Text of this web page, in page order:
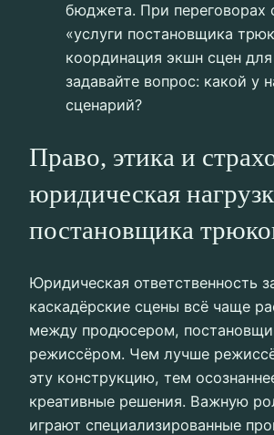
бюджета. При переговорах
«услуги постановщика
координация экшн сцен
задавайте вопрос: какой у
сценарий?
Право, этика и
юридическая
постановщика
Юридическая ответственность
каскадёрские сцены всё чаще
между продюсером,
режиссёром. Чем лучше
эту конструкцию, тем
креативные решения. Важную
играют специализированные